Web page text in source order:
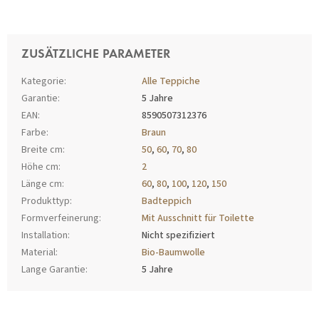
ZUSÄTZLICHE PARAMETER
Kategorie:
Alle Teppiche
Garantie:
5 Jahre
EAN:
8590507312376
Farbe:
Braun
Breite cm: 50, 60, 70, 80
Höhe cm:
2
Länge cm: 60, 80, 100, 120, 150
Produkttyp:
Badteppich
Formverfeinerung:
Mit Ausschnitt für Toilette
Installation:
Nicht spezifiziert
Material:
Bio-Baumwolle
Lange Garantie:
5 Jahre